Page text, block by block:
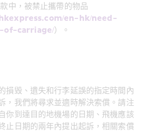
中，被禁止攜帶的物品
en-hk/need-
of-carriage/）。
損毁、遺失和行李延誤的指定時間內
，我們將尋求並適時解決索償。請注
你到達目的地機場的日期、飛機應該
止日期的兩年內提出起訴，相關索償